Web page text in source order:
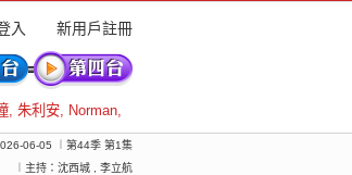
入 新用戶註冊
, 朱利安, Norman,
06-05 ︱第44季 第1集
︱主持：沈西城 , 李立航